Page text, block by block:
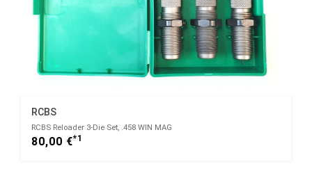
RCBS
RCBS Reloader 3-Die Set, .458 WIN MAG
80,00 €*1